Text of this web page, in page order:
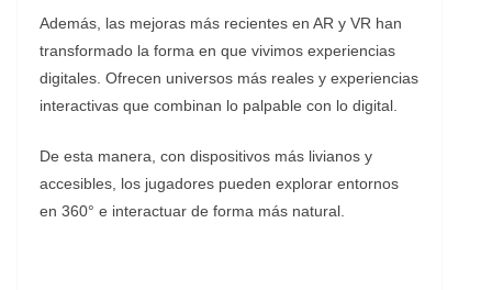
Además, las mejoras más recientes en AR y VR han
transformado la forma en que vivimos experiencias
digitales. Ofrecen universos más reales y experiencias
interactivas que combinan lo palpable con lo digital.
De esta manera, con dispositivos más livianos y
accesibles, los jugadores pueden explorar entornos
en 360° e interactuar de forma más natural.